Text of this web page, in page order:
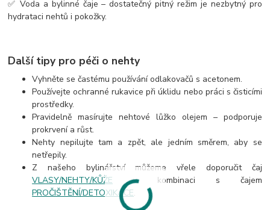
✅ Voda a bylinné čaje – dostatečný pitný režim je nezbytný pro
hydrataci nehtů i pokožky.
Další tipy pro péči o nehty
Vyhněte se častému používání odlakovačů s acetonem.
Používejte ochranné rukavice při úklidu nebo práci s čisticími
prostředky.
Pravidelně masírujte nehtové lůžko olejem – podporuje
prokrvení a růst.
Nehty nepilujte tam a zpět, ale jedním směrem, aby se
netřepily.
Z našeho bylinářství můžeme vřele doporučit čaj
VLASY/NEHTY/KŮŽE v kombinaci s čajem
PROČIŠTĚNÍ/DETOXIKACE.